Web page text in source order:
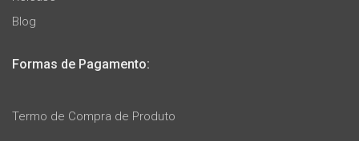
Blog
Formas de Pagamento:
Termo de Compra de Produto